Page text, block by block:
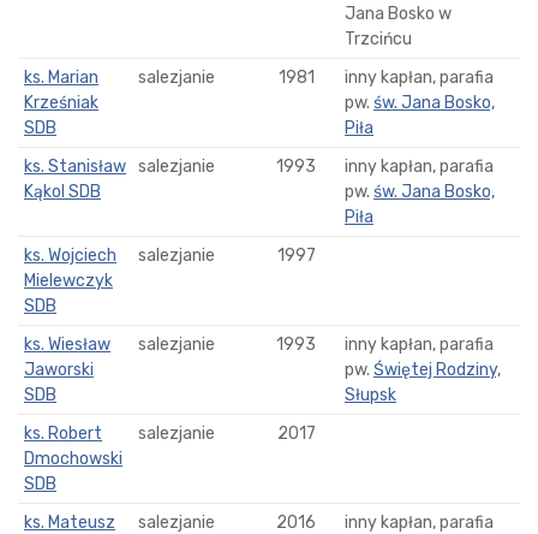
Jana Bosko w
Trzcińcu
ks. Marian
Krześniak
SDB
salezjanie 1981
inny kapłan, parafia
pw. św. Jana Bosko,
Piła
ks. Stanisław
Kąkol SDB
salezjanie 1993
inny kapłan, parafia
pw. św. Jana Bosko,
Piła
ks. Wojciech
Mielewczyk
SDB
salezjanie 1997
ks. Wiesław
Jaworski
SDB
salezjanie 1993
inny kapłan, parafia
pw. Świętej Rodziny,
Słupsk
ks. Robert
Dmochowski
SDB
salezjanie 2017
ks. Mateusz
salezjanie 2016
inny kapłan, parafia